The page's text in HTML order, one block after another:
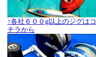
↑各社６００g以上のジグはコ
チラから